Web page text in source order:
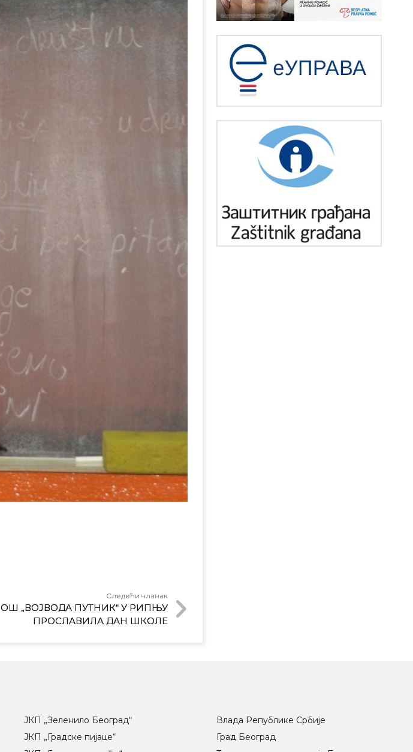
Следећи чланак
ОШ „ВОЈВОДА ПУТНИК“ У РИПЊУ
ПРОСЛАВИЛА ДАН ШКОЛЕ
ЈКП „Зеленило Београд“
ЈКП „Градске пијаце“
Влада Републике Србије
Град Београд